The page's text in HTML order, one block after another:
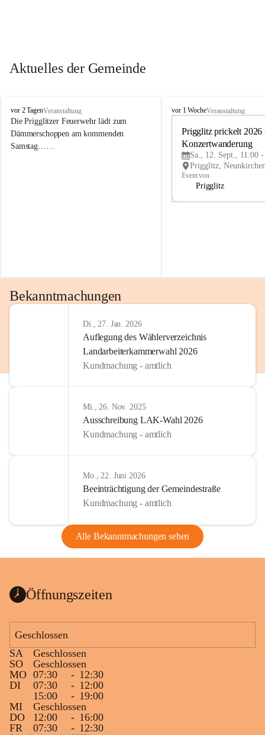
Aktuelles der Gemeinde
P
r
i
g
vor 2 TagenVeranstaltung
Die Prigglitzer Feuerwehr lädt zum
Dämmerschoppen am kommenden
Samstag……
P
vor 1 WocheVeranstaltung
Prigglitz prickelt 2026
Konzertwanderung
Sa., 12. Sept., 11:00
Event von
Prigglitz
Bekanntmachungen
Di., 27. Jan. 2026
Auflegung des Wählerverzeichnis
Landarbeiterkammerwahl 2026
Kundmachung - amtlich
Mi., 26. Nov. 2025
Ausschreibung LAK-Wahl 2026
Kundmachung - amtlich
Mo., 22. Juni 2026
Beeinträchtigung der Gemeindestraße
Kundmachung - amtlich
Alle Bekanntmachungen sehen
Öffnungszeiten
Geschlossen
SA
Geschlossen
SO
Geschlossen
MO 07:30 - 12:30
DI
07:30 - 12:00
15:00
- 19:00
MI
Geschlossen
DO
12:00 - 16:00
FR
07:30 - 12:30